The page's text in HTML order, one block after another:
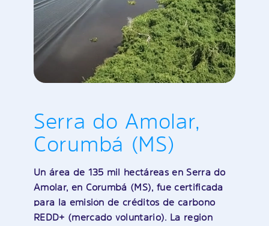
Serra do Amolar,
Corumbá (MS)
Un área de 135 mil hectáreas en Serra do
Amolar, en Corumbá (MS), fue certificada
para la emisión de créditos de carbono
REDD+ (mercado voluntario). La región